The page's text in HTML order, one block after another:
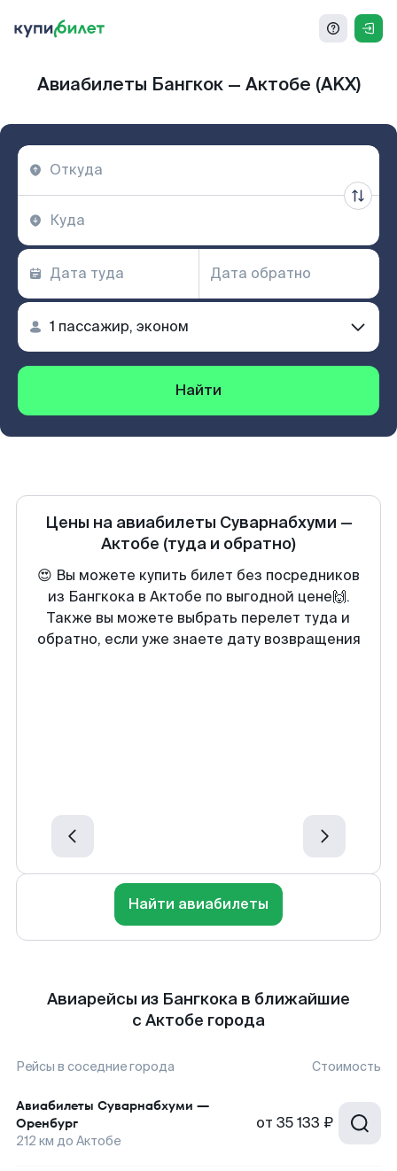
Авиабилеты Бангкок — Актобе (AKX)
Найти
Цены на авиабилеты Суварнабхуми —
Актобе (туда и обратно)
😍 Вы можете купить билет без посредников
из Бангкока в Актобе по выгодной цене🙌.
Также вы можете выбрать перелет туда и
обратно, если уже знаете дату возвращения
Найти авиабилеты
Авиарейсы из Бангкока в ближайшие
с Актобе города
Рейсы в соседние города Стоимость
Авиабилеты Суварнабхуми —
Оренбург
212 км до Актобе
от 35 133 ₽